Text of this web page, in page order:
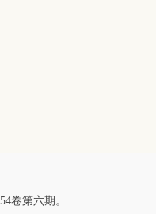
卷第六期。